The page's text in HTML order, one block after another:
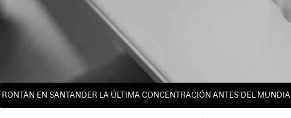
EN SANTANDER LA ÚLTIMA CONCENTRACIÓN ANTES DEL MUNDIAL 2026